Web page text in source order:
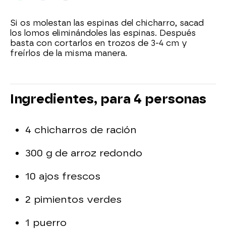
Si os molestan las espinas del chicharro, sacad
los lomos eliminándoles las espinas. Después
basta con cortarlos en trozos de 3-4 cm y
freírlos de la misma manera.
Ingredientes, para 4 personas
4 chicharros de ración
300 g de arroz redondo
10 ajos frescos
2 pimientos verdes
1 puerro